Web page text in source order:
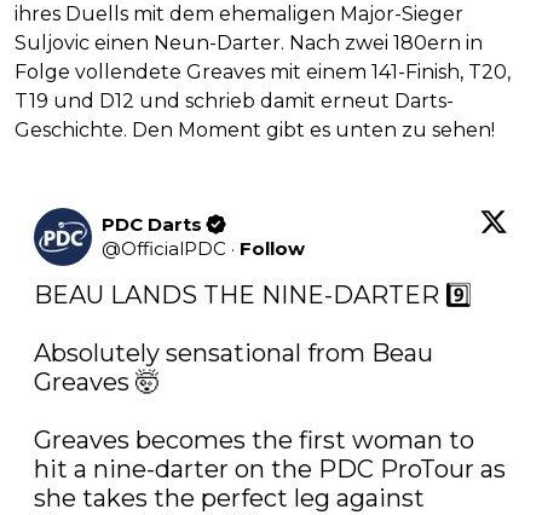
ihres Duells mit dem ehemaligen Major-Sieger
Suljovic einen Neun-Darter. Nach zwei 180ern in
Folge vollendete Greaves mit einem 141-Finish, T20,
T19 und D12 und schrieb damit erneut Darts-
Geschichte. Den Moment gibt es unten zu sehen!
PDC Darts
@OfficialPDC · Follow
BEAU LANDS THE NINE-DARTER 9️⃣
Absolutely sensational from Beau
Greaves 🤯
Greaves becomes the first woman to
hit a nine-darter on the PDC ProTour as
she takes the perfect leg against